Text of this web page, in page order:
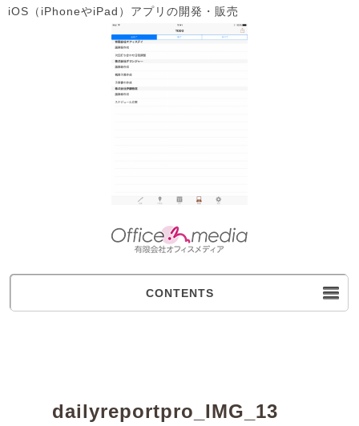
iOS（iPhoneやiPad）アプリの開発・販売
CONTENTS
dailyreportpro_IMG_13